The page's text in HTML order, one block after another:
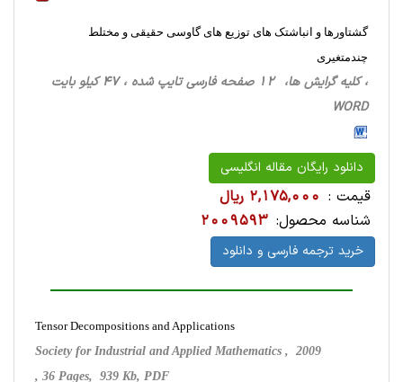
گشتاورها و انباشتک های توزیع های گاوسی حقیقی و مختلط
چندمتغیری
، کلیه گرایش ها، 12 صفحه فارسی تایپ شده ، 47 کیلو بایت
WORD
دانلود رایگان مقاله انگلیسی
قیمت : 2,175,000 ریال
شناسه محصول: 2009593
خرید ترجمه فارسی و دانلود
Tensor Decompositions and Applications
Society for Industrial and Applied Mathematics , 2009
, 36 Pages, 939 Kb, PDF